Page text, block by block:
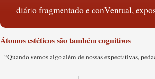
diário fragmentado e conVentual,
Átomos estéticos são também cognitivos
“Quando vemos algo além de nossas expectativas,